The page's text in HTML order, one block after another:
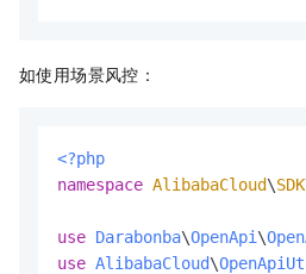
如使用场景风控：
<?php
namespace AlibabaCloud\SDK
use Darabonba\OpenApi \
use AlibabaCloud\